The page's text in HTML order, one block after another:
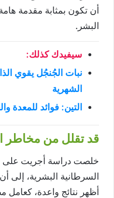
أن تكون بمثابة مقدمة
البشر.
سيفيدك كذلك:
نبات الجُنجُل يقوي
الشهرية
التين: فوائد للمعدة
قد تقلل من مخاطر
خلصت دراسة أجريت على
السرطانية البشرية، إلى
أظهر نتائج واعدة،